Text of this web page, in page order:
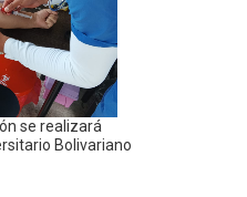
se realizará
Bolivariano